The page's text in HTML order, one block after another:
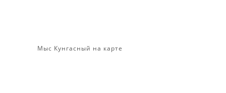
Мыс Кунгасный на карте